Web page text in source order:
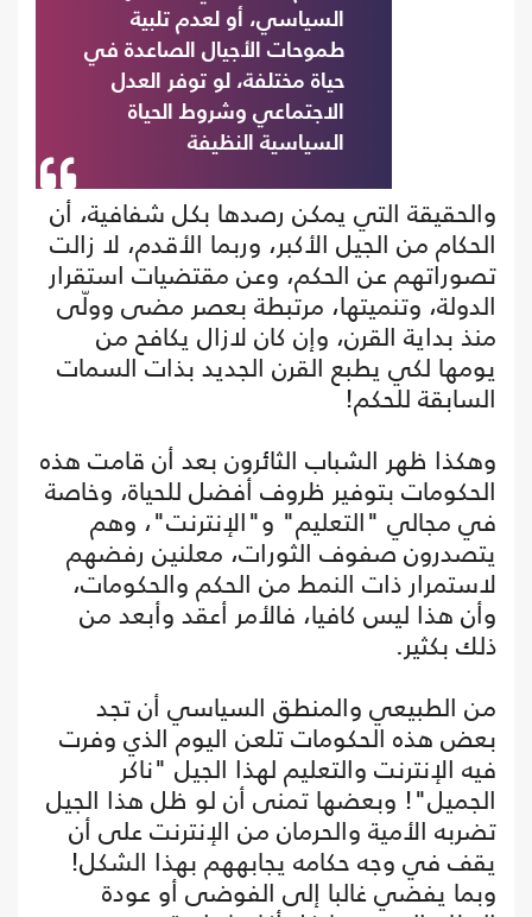
السياسي، أو لعدم تلبية
طموحات الأجيال الصاعدة في
حياة مختلفة، لو توفر العدل
الاجتماعي وشروط الحياة
السياسية النظيفة
والحقيقة التي يمكن رصدها بكل شفافية، أن
الحكام من الجيل الأكبر، وربما الأقدم، لا زالت
تصوراتهم عن الحكم، وعن مقتضيات استقرار
الدولة، وتنميتها، مرتبطة بعصر مضى وولّى
منذ بداية القرن، وإن كان لازال يكافح من
يومها لكي يطبع القرن الجديد بذات السمات
السابقة للحكم!
وهكذا ظهر الشباب الثائرون بعد أن قامت هذه
الحكومات بتوفير ظروف أفضل للحياة، وخاصة
في مجالي "التعليم" و"الإنترنت"، وهم
يتصدرون صفوف الثورات، معلنين رفضهم
لاستمرار ذات النمط من الحكم والحكومات،
وأن هذا ليس كافيا، فالأمر أعقد وأبعد من
ذلك بكثير.
من الطبيعي والمنطق السياسي أن تجد
بعض هذه الحكومات تلعن اليوم الذي وفرت
فيه الإنترنت والتعليم لهذا الجيل "ناكر
الجميل"! وبعضها تمنى أن لو ظل هذا الجيل
تضربه الأمية والحرمان من الإنترنت على أن
يقف في وجه حكامه يجابههم بهذا الشكل!
وبما يفضي غالبا إلى الفوضى أو عودة